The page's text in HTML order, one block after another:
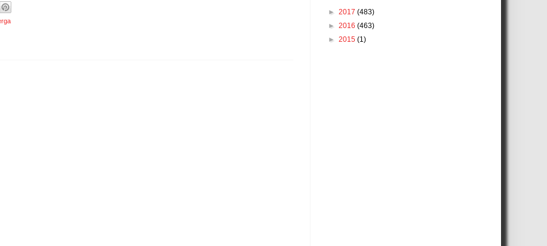
► 2017 (483)
► 2016 (463)
► 2015 (1)